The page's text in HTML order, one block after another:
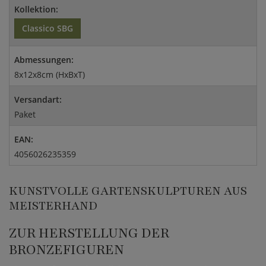
Kollektion:
Classico SBG
Abmessungen:
8x12x8cm (HxBxT)
Versandart:
Paket
EAN:
4056026235359
KUNSTVOLLE GARTENSKULPTUREN AUS
MEISTERHAND
ZUR HERSTELLUNG DER
BRONZEFIGUREN